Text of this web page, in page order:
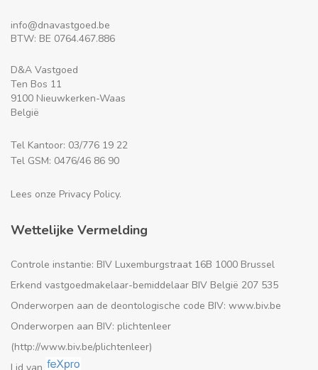
info@dnavastgoed.be
BTW: BE 0764.467.886
D&A Vastgoed
Ten Bos 11
9100 Nieuwkerken-Waas
België
Tel Kantoor: 03/776 19 22
Tel GSM: 0476/46 86 90
Lees onze Privacy Policy.
Wettelijke Vermelding
Controle instantie: BIV Luxemburgstraat 16B 1000 Brussel
Erkend vastgoedmakelaar-bemiddelaar BIV België 207 535
Onderworpen aan de deontologische code BIV: www.biv.be
Onderworpen aan BIV: plichtenleer
(http://www.biv.be/plichtenleer)